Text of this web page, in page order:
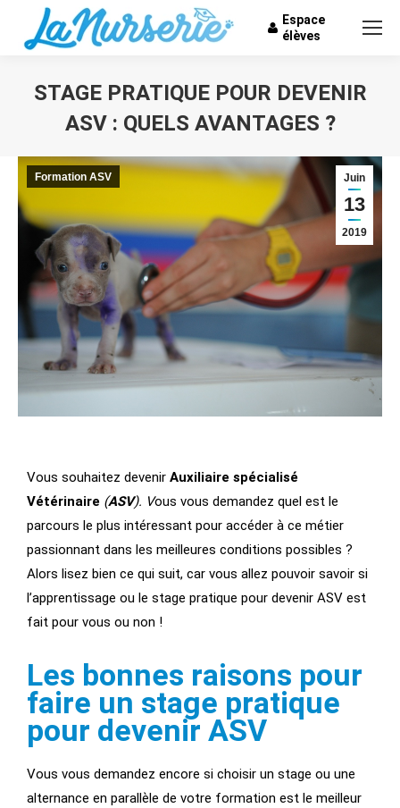
Espace
élèves
STAGE PRATIQUE POUR DEVENIR
ASV : QUELS AVANTAGES ?
Juin
13
2019
Formation ASV
Vous souhaitez devenir Auxiliaire spécialisé
Vétérinaire (ASV). Vous vous demandez quel est le
parcours le plus intéressant pour accéder à ce métier
passionnant dans les meilleures conditions possibles ?
Alors lisez bien ce qui suit, car vous allez pouvoir savoir si
l’apprentissage ou le stage pratique pour devenir ASV est
fait pour vous ou non !
Les bonnes raisons pour
faire un stage pratique
pour devenir ASV
Vous vous demandez encore si choisir un stage ou une
alternance en parallèle de votre formation est le meilleur